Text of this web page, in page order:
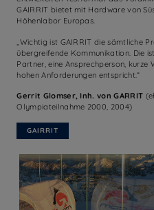
GAIRRIT bietet mit Hardware von
Höhenlabor Europas.
„Wichtig ist GAIRRIT die sämtliche
übergreifende Kommunikation. Die
Partner, eine Ansprechperson, kurze
hohen Anforderungen entspricht.“
Gerrit Glomser, Inh. von GARRIT
Olympiateilnahme 2000, 2004)
GAIRRIT